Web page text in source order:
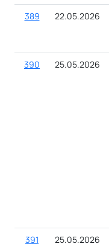
389 22.05.2026
390 25.05.2026
391 25.05.2026